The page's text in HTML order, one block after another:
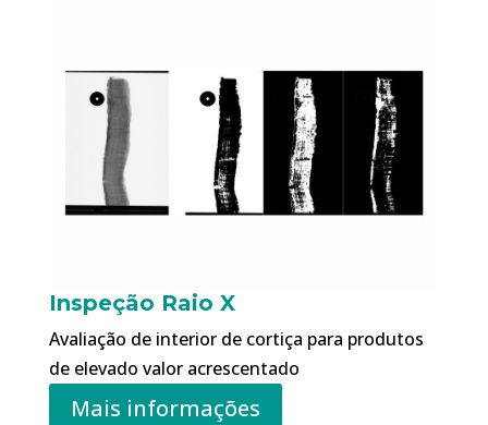
Inspeção Raio X
Avaliação de interior de cortiça para produtos
de elevado valor acrescentado
Mais informações